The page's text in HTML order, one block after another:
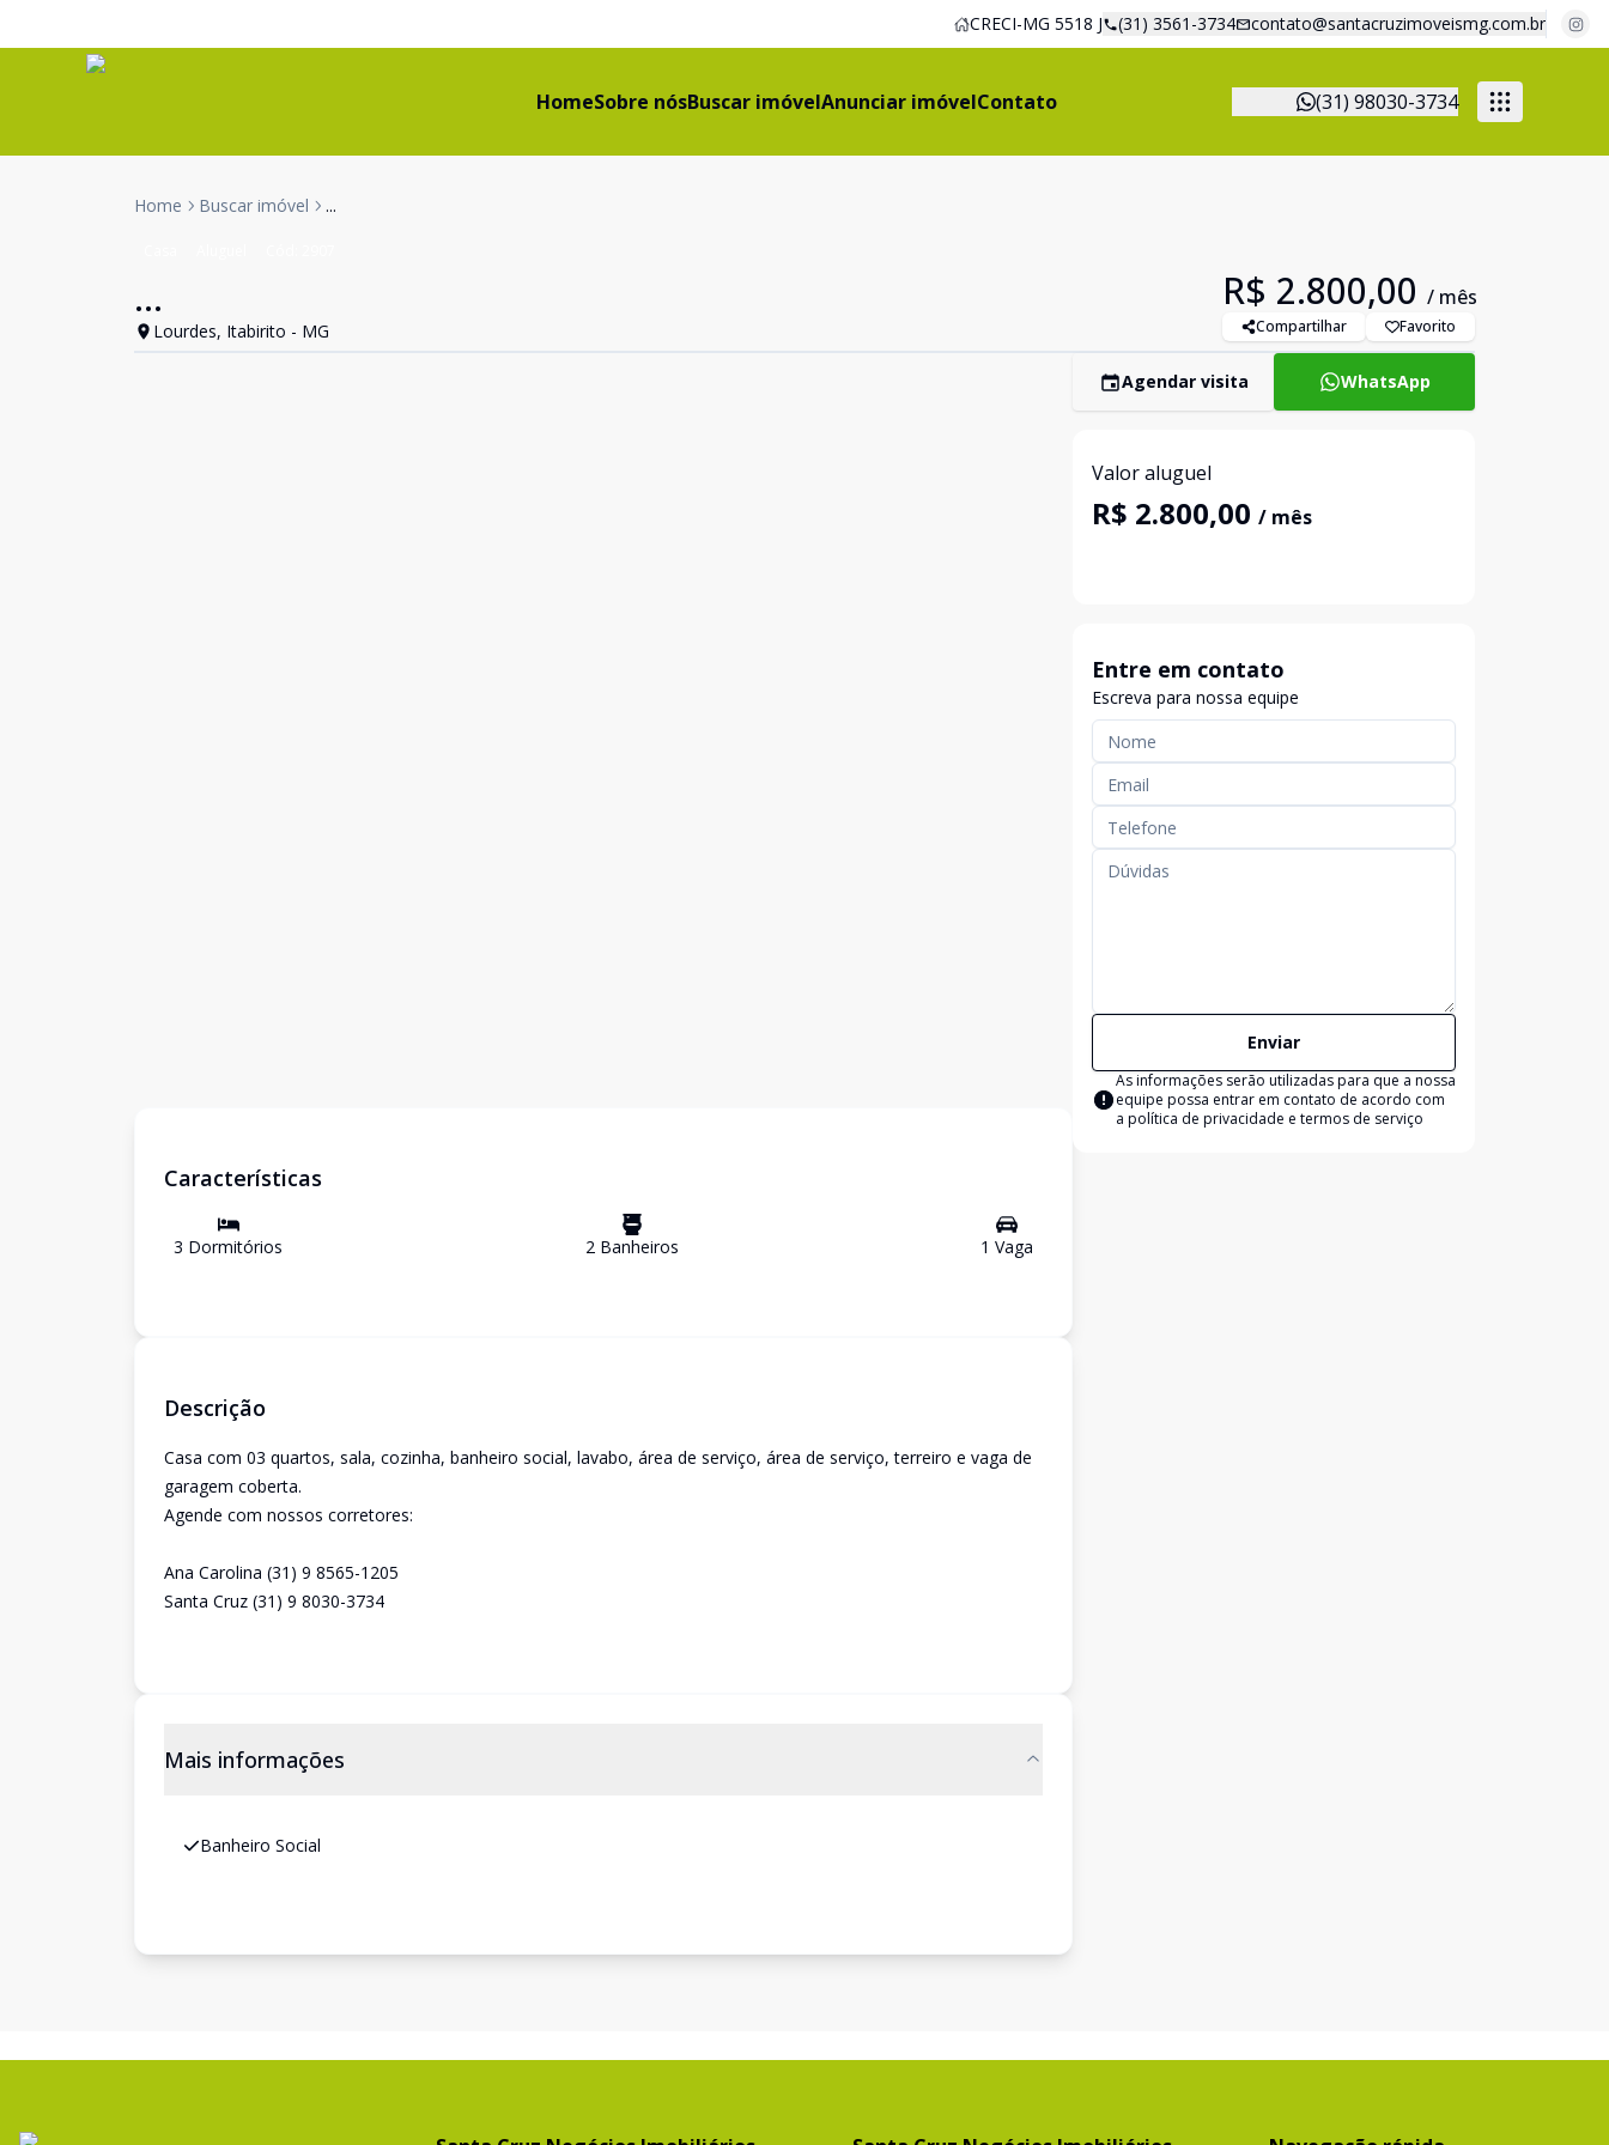
CRECI-MG 5518 J (31) 3561-3734 contato@santacruzimoveismg.com.br
HomeSobre nósBuscar imóvelAnunciar imóvelContato (31) 98030-3734
Home Buscar imóvel ...
...
Lourdes, Itabirito - MG
R$ 2.800,00 / mês
Compartilhar Favorito
Características
3 Dormitórios 2Banheiros 1 Vaga
Descrição
Casa com 03 quartos, sala, cozinha, banheiro social, lavabo, área de serviço, área de serviço, terreiro e vaga de
garagem coberta.
Agende com nossos corretores:
Ana Carolina (31) 9 8565-1205
Santa Cruz (31) 9 8030-3734
Mais informações
Banheiro Social
Agendar visita WhatsApp
Valor aluguel
R$ 2.800,00 / mês
Entre em contato
Escreva para nossa equipe
Enviar
As informações serão utilizadas para que a nossa
equipe possa entrar em contato de acordo com
a política de privacidade e termos de serviço